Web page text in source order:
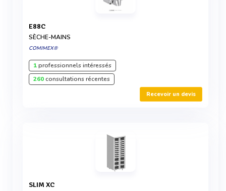
E88C
SÈCHE-MAINS
COMIMEX®
1professionnels intéressés
260consultations récentes
Recevoir un devis
SLIM XC